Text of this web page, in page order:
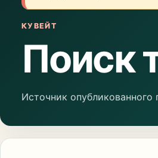
КУВЕЙТ
Поиск
Источник опубликованного